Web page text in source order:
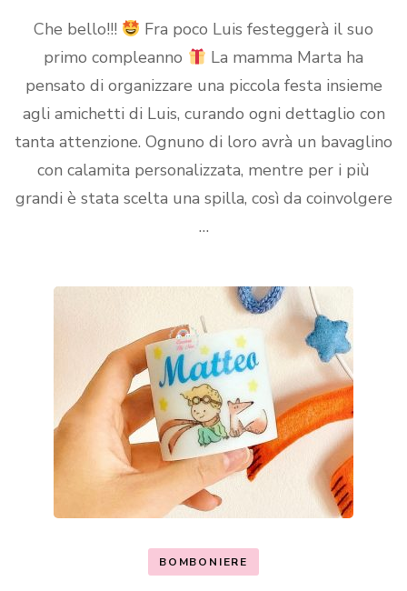
Che bello!!!
Fra poco Luis festeggerà il suo
primo compleanno
La mamma Marta ha
pensato di organizzare una piccola festa insieme
agli amichetti di Luis, curando ogni dettaglio con
tanta attenzione. Ognuno di loro avrà un bavaglino
con calamita personalizzata, mentre per i più
grandi è stata scelta una spilla, così da coinvolgere
…
BOMBONIERE